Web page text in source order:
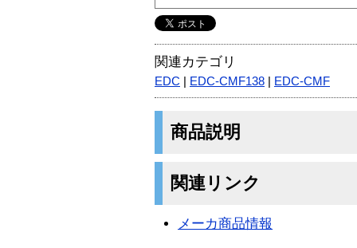
関連カテゴリ
EDC EDC-CMF138 EDC-CMF
商品説明
関連リンク
メーカ商品情報